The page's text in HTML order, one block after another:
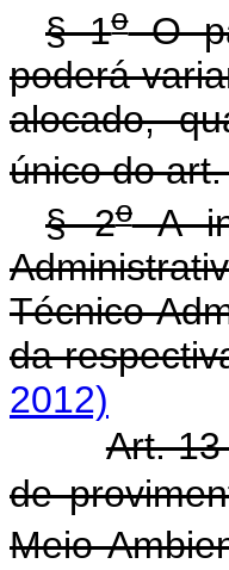
§ 1oO
poderá
alocado,
único do
§ 2oA
Técnico
da
2012)
Art.
de
Meio